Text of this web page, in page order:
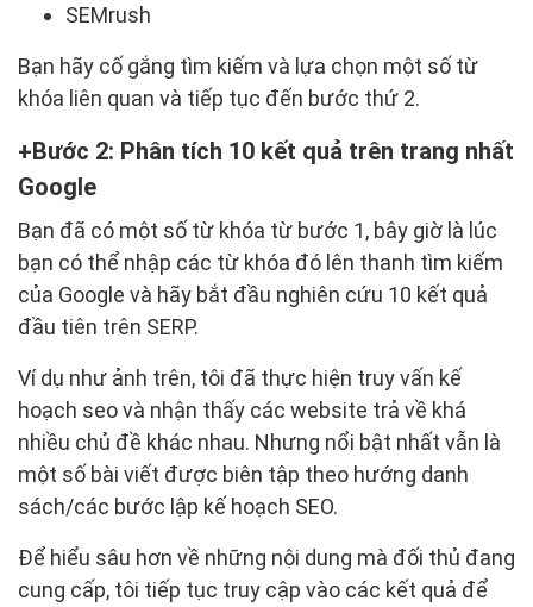
SEMrush
Bạn hãy cố gắng tìm kiếm và lựa chọn một số từ
khóa liên quan và tiếp tục đến bước thứ 2.
Bước 2: Phân tích 10 kết quả trên trang nhất
Google
Bạn đã có một số từ khóa từ bước 1, bây giờ là lúc
bạn có thể nhập các từ khóa đó lên thanh tìm kiếm
của Google và hãy bắt đầu nghiên cứu 10 kết quả
đầu tiên trên SERP.
Ví dụ như ảnh trên, tôi đã thực hiện truy vấn kế
hoạch seo và nhận thấy các website trả về khá
nhiều chủ đề khác nhau. Nhưng nổi bật nhất vẫn là
một số bài viết được biên tập theo hướng danh
sách/các bước lập kế hoạch SEO.
Để hiểu sâu hơn về những nội dung mà đối thủ đang
cung cấp, tôi tiếp tục truy cập vào các kết quả để